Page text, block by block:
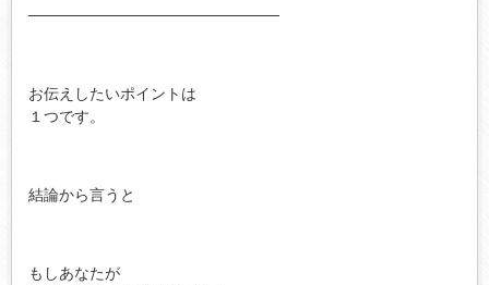
───────────────────────
お伝えしたいポイントは
１つです。
結論から言うと
もしあなたが